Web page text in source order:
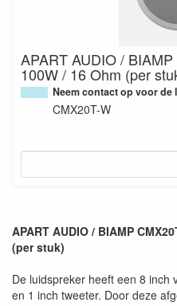
APART AUDIO /
100W / 16 Ohm (per
Neem contact op voor de
CMX20T-W
APART AUDIO / BIAMP
(per stuk)
De luidspreker heeft een 8 inch
en 1 inch tweeter. Door deze